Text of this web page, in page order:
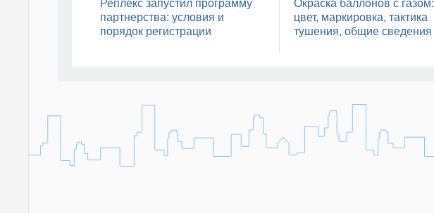
Реплекс запустил программу
партнерства: условия и
порядок регистрации
Окраска баллонов с газом:
цвет, маркировка, тактика
тушения, общие сведения